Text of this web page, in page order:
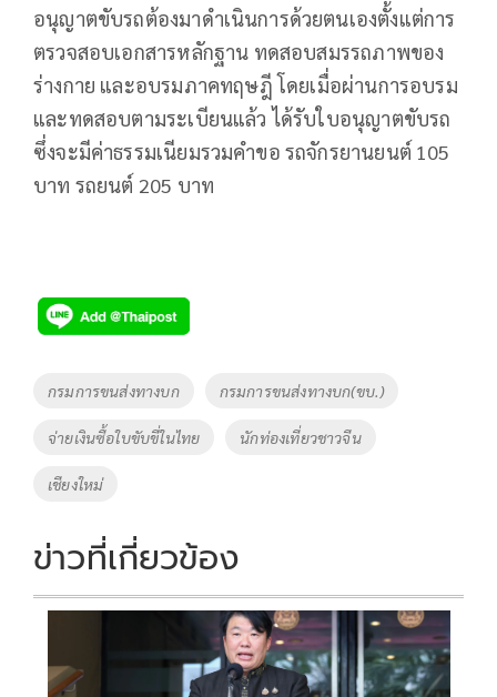
อนุญาตขับรถต้องมาดำเนินการด้วยตนเองตั้งแต่การ
ตรวจสอบเอกสารหลักฐาน ทดสอบสมรรถภาพของ
ร่างกาย และอบรมภาคทฤษฎี โดยเมื่อผ่านการอบรม
และทดสอบตามระเบียนแล้ว ได้รับใบอนุญาตขับรถ
ซึ่งจะมีค่าธรรมเนียมรวมคำขอ รถจักรยานยนต์ 105
บาท รถยนต์ 205 บาท
Tags
กรมการขนส่งทางบก กรมการขนส่งทางบก(ขบ.)
จ่ายเงินซื้อใบขับขี่ในไทย นักท่องเที่ยวชาวจีน
เชียงใหม่
ข่าวที่เกี่ยวข้อง